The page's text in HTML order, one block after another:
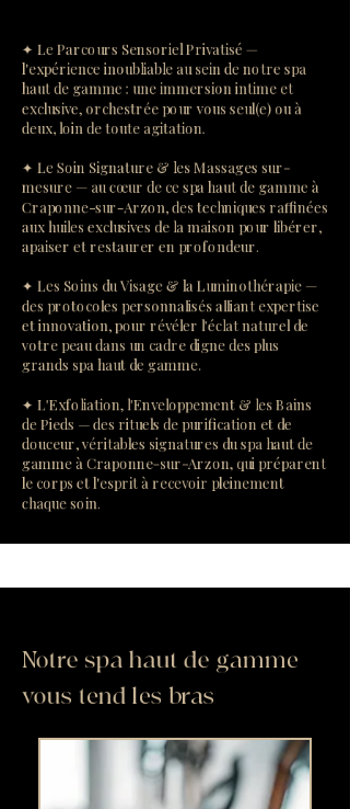
✦ Le Parcours Sensoriel Privatisé —
l'expérience inoubliable au sein de notre spa
haut de gamme : une immersion intime et
exclusive, orchestrée pour vous seul(e) ou à
deux, loin de toute agitation.
✦ Le Soin Signature & les Massages sur-
mesure — au cœur de ce spa haut de gamme à
Craponne-sur-Arzon, des techniques raffinées
aux huiles exclusives de la maison pour libérer,
apaiser et restaurer en profondeur.
✦ Les Soins du Visage & la Luminothérapie —
des protocoles personnalisés alliant expertise
et innovation, pour révéler l'éclat naturel de
votre peau dans un cadre digne des plus
grands spa haut de gamme.
✦ L'Exfoliation, l'Enveloppement & les Bains
de Pieds — des rituels de purification et de
douceur, véritables signatures du spa haut de
gamme à Craponne-sur-Arzon, qui préparent
le corps et l'esprit à recevoir pleinement
chaque soin.
Notre spa haut de gamme
vous tend les bras